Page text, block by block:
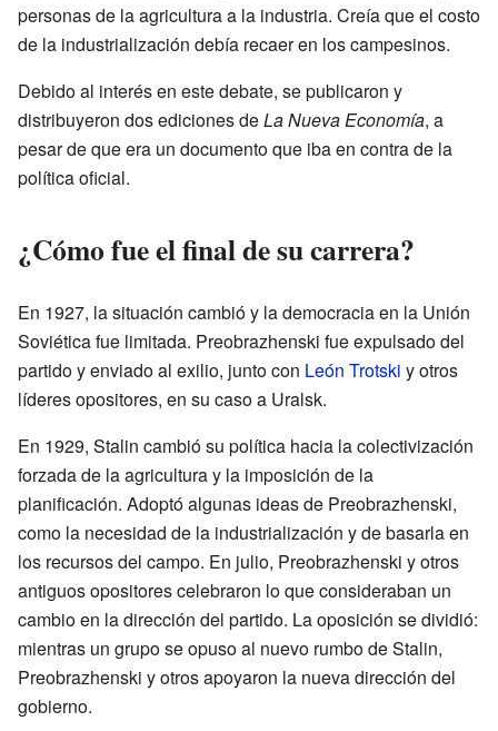
personas de la agricultura a la industria. Creía que el costo
de la industrialización debía recaer en los campesinos.
Debido al interés en este debate, se publicaron y
distribuyeron dos ediciones deLa Nueva Economía, a
pesar de que era un documento que iba en contra de la
política oficial.
¿Cómo fue el final de su carrera?
En 1927, la situación cambió y la democracia en la Unión
Soviética fue limitada. Preobrazhenski fue expulsado del
partido y enviado al exilio, junto con León Trotski y otros
líderes opositores, en su caso a Uralsk.
En 1929, Stalin cambió su política hacia la colectivización
forzada de la agricultura y la imposición de la
planificación. Adoptó algunas ideas de Preobrazhenski,
como la necesidad de la industrialización y de basarla en
los recursos del campo. En julio, Preobrazhenski y otros
antiguos opositores celebraron lo que consideraban un
cambio en la dirección del partido. La oposición se dividió:
mientras un grupo se opuso al nuevo rumbo de Stalin,
Preobrazhenski y otros apoyaron la nueva dirección del
gobierno.